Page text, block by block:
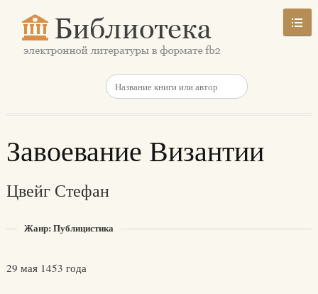
Завоевание Византии
Цвейг Стефан
Жанр: Публицистика
29 мая 1453 года